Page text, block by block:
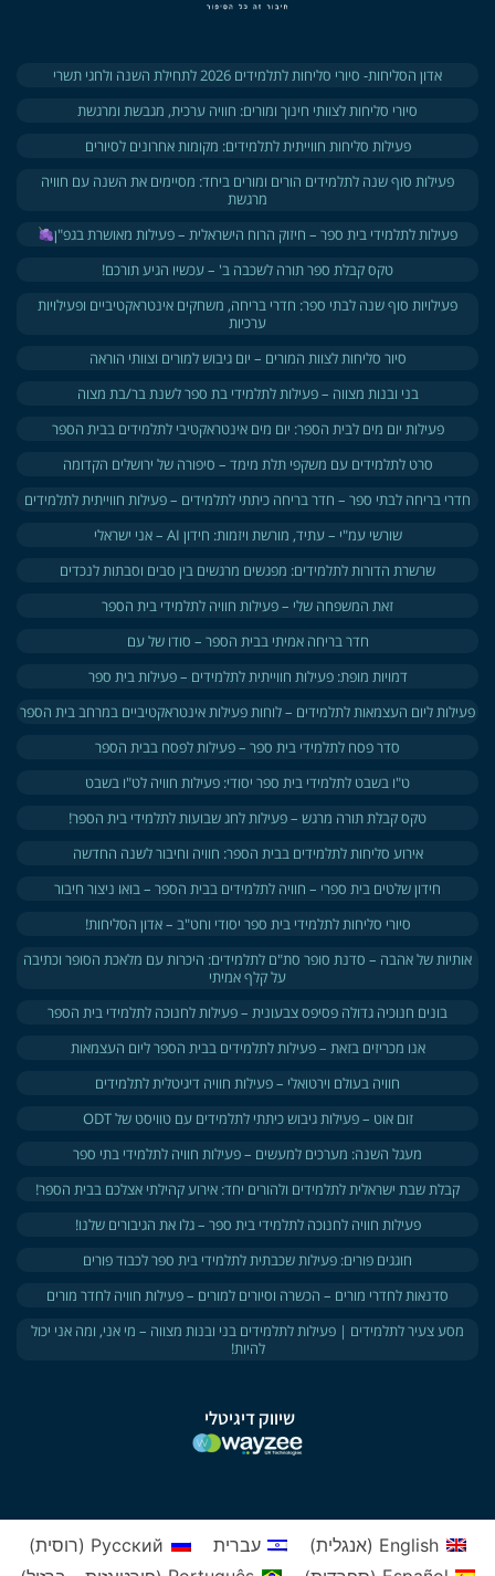
אדון הסליחות- סיורי סליחות לתלמידים 2026 לתחילת השנה ולחגי תשרי
סיורי סליחות לצוותי חינוך ומורים: חוויה ערכית, מגבשת ומרגשת
פעילות סליחות חווייתית לתלמידים: מקומות אחרונים לסיורים
פעילות סוף שנה לתלמידים הורים ומורים ביחד: מסיימים את השנה עם חוויה
מרגשת
פעילות לתלמידי בית ספר – חיזוק הרוח הישראלית – פעילות מאושרת בגפ"ן
טקס קבלת ספר תורה לשכבה ב' – עכשיו הגיע תורכם!
פעילויות סוף שנה לבתי ספר: חדרי בריחה, משחקים אינטראקטיביים ופעילויות
ערכיות
סיור סליחות לצוות המורים – יום גיבוש למורים וצוותי הוראה
בני ובנות מצווה – פעילות לתלמידי בת ספר לשנת בר/בת מצוה
פעילות יום מים לבית הספר: יום מים אינטראקטיבי לתלמידים בבית הספר
סרט לתלמידים עם משקפי תלת מימד – סיפורה של ירושלים הקדומה
חדרי בריחה לבתי ספר – חדר בריחה כיתתי לתלמידים – פעילות חווייתית לתלמידים
שורשי עמ"י – עתיד, מורשת ויזמות: חידון AI – אני ישראלי
שרשרת הדורות לתלמידים: מפגשים מרגשים בין סבים וסבתות לנכדים
זאת המשפחה שלי – פעילות חוויה לתלמידי בית הספר
חדר בריחה אמיתי בבית הספר – סודו של עם
דמויות מופת: פעילות חווייתית לתלמידים – פעילות בית ספר
פעילות ליום העצמאות לתלמידים – לוחות פעילות אינטראקטיביים במרחב בית הספר
סדר פסח לתלמידי בית ספר – פעילות לפסח בבית הספר
ט"ו בשבט לתלמידי בית ספר יסודי: פעילות חוויה לט"ו בשבט
טקס קבלת תורה מרגש – פעילות לחג שבועות לתלמידי בית הספר!
אירוע סליחות לתלמידים בבית הספר: חוויה וחיבור לשנה החדשה
חידון שלטים בית ספרי – חוויה לתלמידים בבית הספר – בואו ניצור חיבור
סיורי סליחות לתלמידי בית ספר יסודי וחט"ב – אדון הסליחות!
אותיות של אהבה – סדנת סופר סת"ם לתלמידים: היכרות עם מלאכת הסופר וכתיבה
על קלף אמיתי
בונים חנוכיה גדולה פסיפס צבעונית – פעילות לחנוכה לתלמידי בית הספר
אנו מכריזים בזאת – פעילות לתלמידים בבית הספר ליום העצמאות
חוויה בעולם וירטואלי – פעילות חוויה דיגיטלית לתלמידים
זום אוט – פעילות גיבוש כיתתי לתלמידים עם טוויסט של ODT
מעגל השנה: מערכים למעשים​ – פעילות חוויה לתלמידי בתי ספר
קבלת שבת ישראלית לתלמידים ולהורים יחד: אירוע קהילתי אצלכם בבית הספר!
פעילות חוויה לחנוכה לתלמידי בית ספר – גלו את הגיבורים שלנו!​
חוגגים פורים: פעילות שכבתית לתלמידי בית ספר לכבוד פורים
סדנאות לחדרי מורים – הכשרה וסיורים למורים – פעילות חוויה לחדר מורים
מסע צעיר לתלמידים | פעילות לתלמידים בני ובנות מצווה – מי אני, ומה אני יכול
להיות!
שיווק דיגיטלי
English
(אנגלית) עברית Русский
(רוסית)